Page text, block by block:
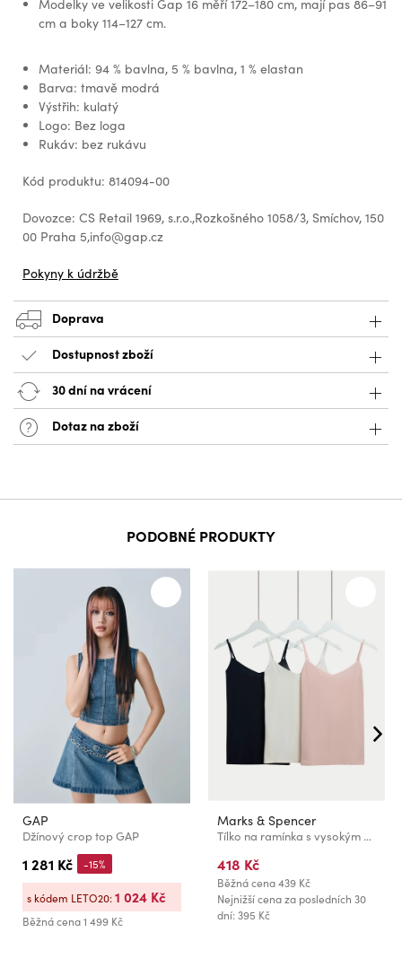
Modelky ve velikosti Gap 16 měří 172–180 cm, mají pas 86–91
cm a boky 114–127 cm.
Materiál: 94 % bavlna, 5 % bavlna, 1 % elastan
Barva: tmavě modrá
Výstřih: kulatý
Logo: Bez loga
Rukáv: bez rukávu
Kód produktu: 814094-00
Dovozce: CS Retail 1969, s.r.o.,Rozkošného 1058/3, Smíchov, 150
00 Praha 5,info@gap.cz
Pokyny k údržbě
Doprava
Dostupnost zboží
30 dní na vrácení
Dotaz na zboží
PODOBNÉ PRODUKTY
GAP
Džínový crop top GAP
1 281 Kč
Běžná cena1 499 Kč
-15%
s kódem LETO20:1 024 Kč
Marks & Spencer
Tílko na ramínka s vysokým podílem bavlny, 3 ks Marks & Spencer námořnická modrá
418 Kč
Běžná cena439 Kč
Nejnižší cena za posledních 30
dní: 395 Kč